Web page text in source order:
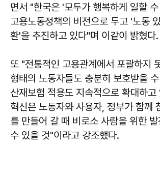
면서 "한국은 '모두가 행복하게 일할
고용노동정책의 비전으로 두고 '노동
환'을 추진하고 있다"며 이같이 밝혔다.
또 "전통적인 고용관계에서 포괄하지
형태의 노동자들도 충분히 보호받을
산재보험 적용도 지속적으로 확대하
혁신은 노동자와 사용자, 정부가 함께
를 만들어 갈 때 비로소 사람을 위한
수 있을 것"이라고 강조했다.